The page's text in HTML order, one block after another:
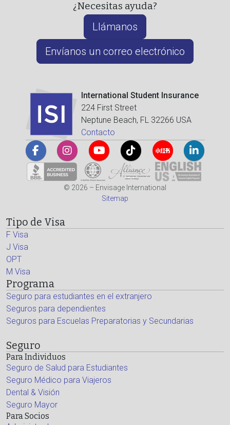
¿Necesitas ayuda?
Llámanos
Envíanos un correo electrónico
International Student Insurance
224 First Street
Neptune Beach, FL 32266 USA
Contacto
© 2026 – Envisage International
Sitemap
Tipo de Visa
F Visa
J Visa
OPT
M Visa
Programa
Seguro para estudiantes en el extranjero
Seguros para dependientes
Seguros para Escuelas Preparatorias y Secundarias
Seguro
Para Individuos
Seguro de Salud para Estudiantes
Seguro Médico para Viajeros
Dental & Visión
Seguro Mayor
Para Socios